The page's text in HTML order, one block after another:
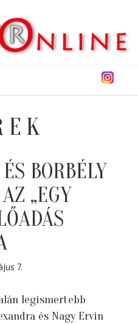
BORBÉLY
„EGY
7.
legismertebb
és Nagy Ervin